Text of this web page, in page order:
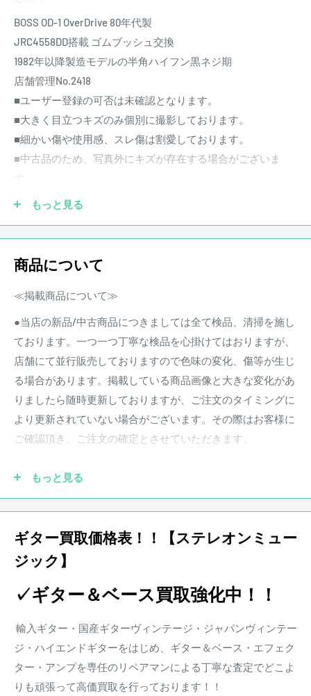
BOSS OD-1 OverDrive 80年代製
JRC4558DD搭載 ゴムブッシュ交換
1982年以降製造モデルの半角ハイフン黒ネジ期
店舗管理No.2418
■ユーザー登録の可否は未確認となります。
■大きく目立つキズのみ個別に撮影しております。
■細かい傷や使用感、スレ傷は割愛しております。
■中古品のため、写真外にキズが存在する場合がございま
※スペック、詳細などはメーカーHP等をご確認ください。
-
【付属品についてのご案内】
・掲載画像に写っているものが全ての付属品です。
・中古品のため、付属品に使用感や多少の傷みがある場合が
・商品ランクは付属品の状態を含みません。
中古品 キズあり
※状態は画像にてご確認ください。
その他、写真に写りきらないスリ傷等が存在する場合がござ
商品状態は担当者の主観によるものとなります。
画像と合わせてご確認ください。
もっと見る
商品について
≪掲載商品について≫
●当店の新品/中古商品につきましては全て検品、清掃を施し
ております。一つ一つ丁寧な検品を心掛けてはおりますが、
店舗にて並行販売しておりますので色味の変化、傷等が生じ
る場合があります。掲載している商品画像と大きな変化があ
りましたら随時更新しておりますが、ご注文のタイミングに
より更新されていない場合がございます。その際はお客様に
ご確認頂き、ご注文の確定とさせていただきます。
干異なる場合がございます。予めご了承ください。
●保証書が付属している商品につきましては購入から1年とな
ります。保証期
間中、正常なご使用状況のもとで発生した故
障につきましては、無料で調整・修理致します。
楽器本体に対する保証となります。消耗部品、付属品、セッ
ト等に含まれる楽器本体以外の商品に関しましては保証の対
象外となります。また、配送にかかる費用は原則お客様負担
となります。
もっと見る
ギター買取価格表！！【ステレオンミュー
ジック】
✓ギター＆ベース買取強化中！！
輸入ギター・国産ギターヴィンテージ・ジャパンヴィンテー
ジ・ハイエンドギターをはじめ、ギター＆ベース・エフェク
ター・アンプを専任のリペアマンによる丁寧な査定でどこよ
りも頑張って高価買取を行っております！！